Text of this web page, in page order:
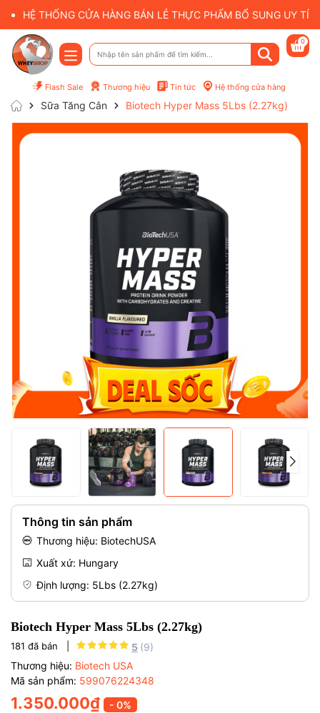
HỆ THỐNG CỬA HÀNG BÁN LẺ THỰC PHẨM BỔ SUNG UY
Flash Sale Thương hiệu Tin tức Hệ thống cửa hàng
0
Sữa Tăng Cân Biotech Hyper Mass 5Lbs (2.27kg)
Thông tin sản phẩm
Thương hiệu: BiotechUSA
Xuất xứ: Hungary
Định lượng: 5Lbs (2.27kg)
Biotech Hyper Mass 5Lbs (2.27kg)
181 đã bán | 5 (9)
Thương hiệu: Biotech USA
Mã sản phẩm: 599076224348
1.350.000₫ - 0%
Mã giảm giá:
Điều kiện: